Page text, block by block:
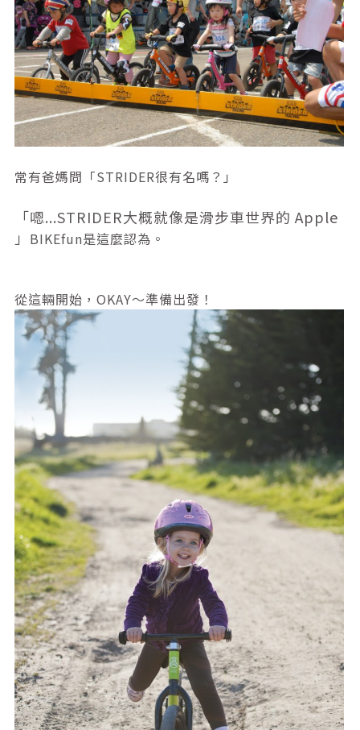
常有爸媽問「STRIDER很有名嗎？」
「嗯...STRIDER大概就像是滑步車世界的 Apple
」 BIKEfun是這麼認為。
從這輛開始，OKAY～準備出發！